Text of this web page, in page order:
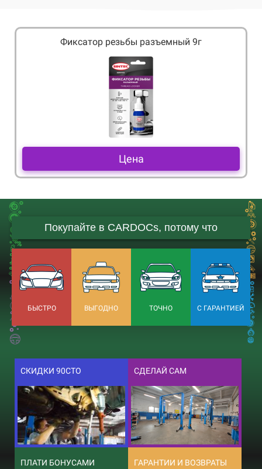
Фиксатор резьбы разъемный 9г
Цена
Покупайте в CARDOCs, потому что
БЫСТРО ВЫГОДНО ТОЧНО С ГАРАНТИЕЙ
СКИДКИ 90СТО СДЕЛАЙ САМ
ПЛАТИ БОНУСАМИ ГАРАНТИИ И ВОЗВРАТЫ